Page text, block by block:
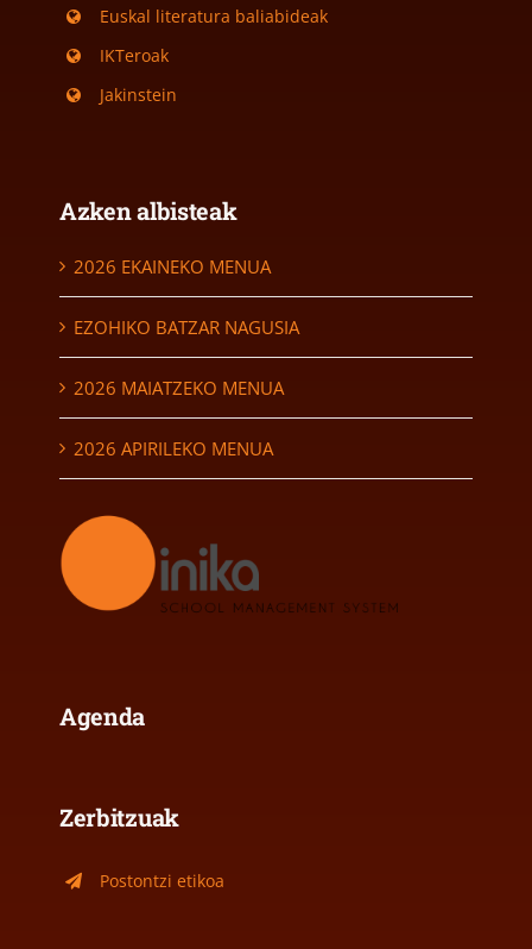
Euskal literatura baliabideak
IKTeroak
Jakinstein
Azken albisteak
2026 EKAINEKO MENUA
EZOHIKO BATZAR NAGUSIA
2026 MAIATZEKO MENUA
2026 APIRILEKO MENUA
Agenda
Zerbitzuak
Postontzi etikoa